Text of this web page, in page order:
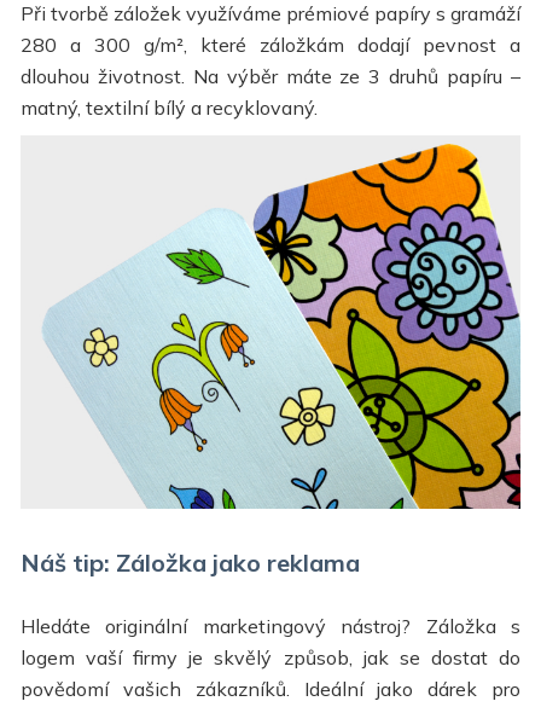
Při tvorbě záložek využíváme prémiové papíry s gramáží
280 a 300 g/m², které záložkám dodají pevnost a
dlouhou životnost. Na výběr máte ze 3 druhů papíru –
matný, textilní bílý a recyklovaný.
Náš tip: Záložka jako reklama
Hledáte originální marketingový nástroj? Záložka s
logem vaší firmy je skvělý způsob, jak se dostat do
povědomí vašich zákazníků. Ideální jako dárek pro